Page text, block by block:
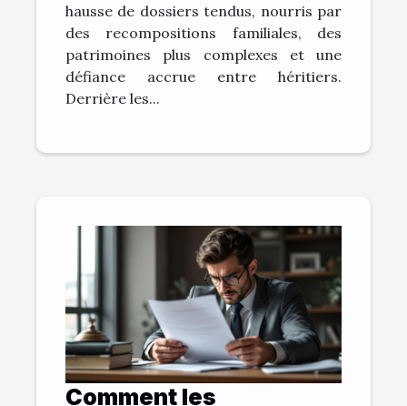
hausse de dossiers tendus, nourris par
des recompositions familiales, des
patrimoines plus complexes et une
défiance accrue entre héritiers.
Derrière les...
Comment les